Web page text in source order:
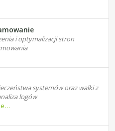
i optymalizacji stron
systemów oraz walki z
logów
Zagrożenia i leczenie